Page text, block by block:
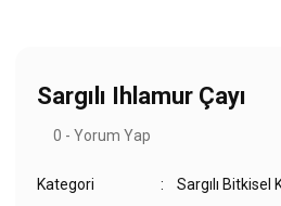
Sargılı Ihlamur Çayı
0 - Yorum Yap
Kategori
Sargılı Bitkisel